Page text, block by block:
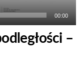
00:00
–